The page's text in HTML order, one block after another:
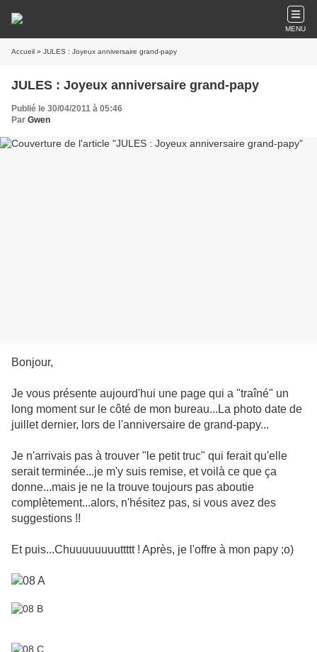
MENU
Accueil » JULES : Joyeux anniversaire grand-papy
JULES : Joyeux anniversaire grand-papy
Publié le 30/04/2011 à 05:46
Par Gwen
Bonjour,
Je vous présente aujourd'hui une page qui a "traîné" un
long moment sur le côté de mon bureau...La photo date de
juillet dernier, lors de l'anniversaire de grand-papy...
Je n'arrivais pas à trouver "le petit truc" qui ferait qu'elle
serait terminée...je m'y suis remise, et voilà ce que ça
donne...mais je ne la trouve toujours pas aboutie
complètement...alors, n'hésitez pas, si vous avez des
suggestions !!
Et puis...Chuuuuuuuuttttt ! Après, je l'offre à mon papy ;o)